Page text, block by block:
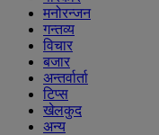
मनोरन्जन
गन्तव्य
विचार
बजार
अन्तर्वार्ता
टिप्स
खेलकुद
अन्य